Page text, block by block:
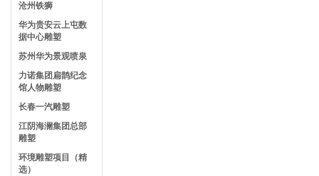
沧州铁狮
华为贵安云上屯数
据中心雕塑
苏州华为景观喷泉
力诺集团扁鹊纪念
馆人物雕塑
长春一汽雕塑
江阴海澜集团总部
雕塑
环境雕塑项目（精
选）